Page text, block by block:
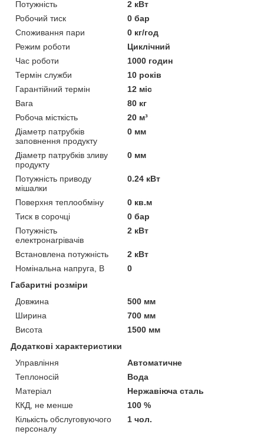
Потужність
2 кВт
Робочий тиск
0 бар
Споживання пари
0 кг/год
Режим роботи
Циклічний
Час роботи
1000 годин
Термін служби
10 років
Гарантійний термін
12 міс
Вага
80 кг
Робоча місткість
20 м³
Діаметр патрубків
заповнення продукту
0 мм
Діаметр патрубків зливу
продукту
0 мм
Потужність приводу
мішалки
0.24 кВт
Поверхня теплообміну
0 кв.м
Тиск в сорочці
0 бар
Потужність
електронагрівачів
2 кВт
Встановлена потужність
2 кВт
Номінальна напруга, В
0
Габаритні розміри
Довжина
500 мм
Ширина
700 мм
Висота
1500 мм
Додаткові характеристики
Управління
Автоматичне
Теплоносій
Вода
Матеріал
Нержавіюча сталь
ККД, не менше
100 %
Кількість обслуговуючого
персоналу
1 чол.